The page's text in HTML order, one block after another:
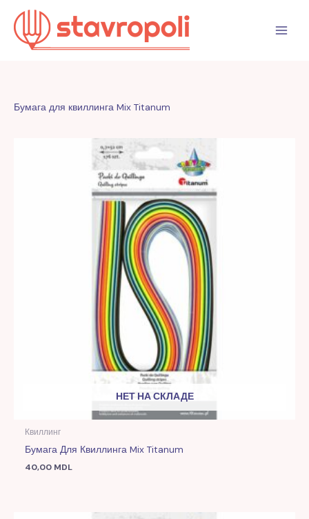
Перейти
содержимому
Бумага для квиллинга Mix Titanum
НЕТ НА СКЛАДЕ
Квиллинг
Бумага Для Квиллинга Mix Titanum
40,00 MDL